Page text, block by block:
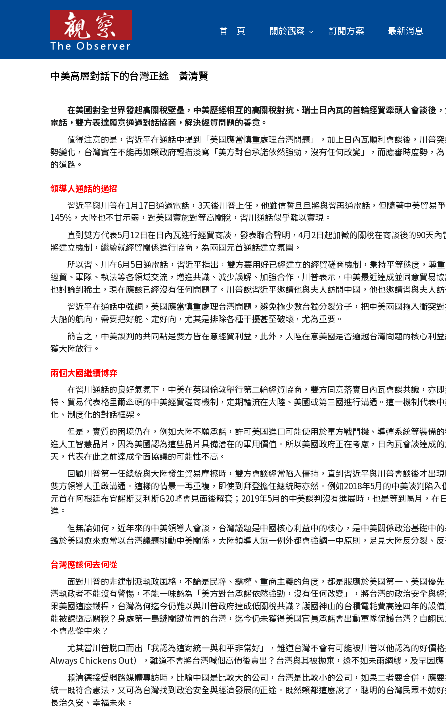
首 頁 關於觀察 訂閱方案 最新消息
中美高層對話下的台灣正途│黃清賢
在美國對全世界發起高關稅壁壘，中美歷經相互的高關稅對抗、瑞士日內瓦的首輪經貿牽頭人會談後
電話，雙方表達願意通過對話協商，解決經貿問題的善意。
值得注意的是，習近平在通話中提到「美國應當慎重處理台灣問題」，加上日內瓦順利會談後，川普
勢變化，台灣實在不能再如賴政府輕描淡寫「美方對台承諾依然強勁，沒有任何改變」，而應審時度勢，
的道路。
領導人通話的過招
習近平與川普在1月17日通過電話，3天後川普上任，他雖信誓旦旦將與習再通電話，但隨著中美貿易
145％，大陸也不甘示弱，對美國實施對等高關稅，習川通話似乎難以實現。
直到雙方代表5月12日在日內瓦進行經貿商談，發表聯合聲明，4月2日起加徵的關稅在商談後的90天
將建立機制，繼續就經貿關係進行協商，為兩國元首通話建立氛圍。
所以習、川在6月5日通電話，習近平指出，雙方要用好已經建立的經貿磋商機制，秉持平等態度，尊
經貿、軍隊、執法等各領域交流，增進共識、減少誤解、加強合作。川普表示，中美最近達成並同意貿易
也討論到稀土，現在應該已經沒有任何問題了。川普說習近平邀請他與夫人訪問中國，他也邀請習與夫人
習近平在通話中強調，美國應當慎重處理台灣問題，避免極少數台獨分裂分子，把中美兩國拖入衝突
大船的航向，需要把好舵、定好向，尤其是排除各種干擾甚至破壞，尤為重要。
簡言之，中美談判的共同點是雙方皆在意經貿利益，此外，大陸在意美國是否逾越台灣問題的核心利
獲大陸放行。
兩個大國繼續博弈
在習川通話的良好氣氛下，中美在英國倫敦舉行第二輪經貿協商，雙方同意落實日內瓦會談共識，亦
特、貿易代表格里爾牽頭的中美經貿磋商機制，定期輪流在大陸、美國或第三國進行溝通。這一機制代表
化、制度化的對話框架。
但是，實質的困境仍在，例如大陸不願承諾，許可美國進口可能使用於軍方戰鬥機、導彈系統等裝備
進人工智慧晶片，因為美國認為這些晶片具備潛在的軍用價值。所以美國政府正在考慮，日內瓦會談達成
天，代表在此之前達成全面協議的可能性不高。
回顧川普第一任總統與大陸發生貿易摩擦時，雙方會談經常陷入僵持，直到習近平與川普會談後才出
雙方領導人重啟溝通。這樣的情景一再重複，即使到拜登擔任總統時亦然。例如2018年5月的中美談判陷
元首在阿根廷布宜諾斯艾利斯G20峰會見面後解套；2019年5月的中美談判沒有進展時，也是等到隔月，在
進。
但無論如何，近年來的中美領導人會談，台灣議題是中國核心利益中的核心，是中美關係政治基礎中
鑑於美國愈來愈常以台灣議題挑動中美關係，大陸領導人無一例外都會強調一中原則，足見大陸反分裂、反
台灣應該何去何從
面對川普的非建制派執政風格，不論是民粹、霸權、重商主義的角度，都是服膺於美國第一、美國優
灣執政者不能沒有警惕，不能一味認為「美方對台承諾依然強勁，沒有任何改變」，將台灣的政治安全與
果美國這麼鐵桿，台灣為何迄今仍難以與川普政府達成低關稅共識？護國神山的台積電耗費高達四年的設
能被課徵高關稅？身處第一島鏈關鍵位置的台灣，迄今仍未獲得美國官員承諾會出動軍隊保護台灣？自詡
不會悲從中來？
尤其當川普脫口而出「我認為這對統一與和平非常好」，難道台灣不會有可能被川普以他認為的好價
Always Chickens Out），難道不會將台灣喊個高價後賣出？台灣與其被拋棄，還不如未雨綢繆，及早因
賴清德接受網路媒體專訪時，比喻中國是比較大的公司，台灣是比較小的公司，如果二者要合併，應
統一既符合憲法，又可為台灣找到政治安全與經濟發展的正途。既然賴都這麼說了，聰明的台灣民眾不妨
長治久安、幸福未來。